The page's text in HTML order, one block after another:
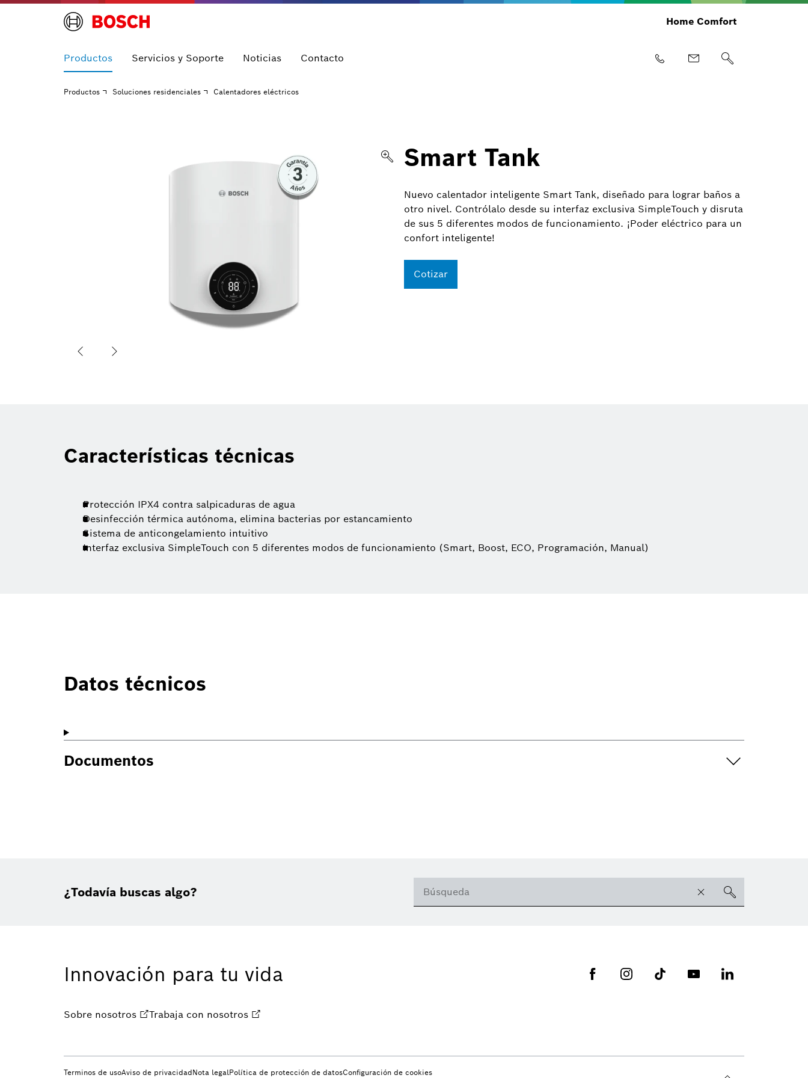
Home Comfort
Productos Servicios y Soporte Noticias Contacto
Productos Soluciones residenciales Calentadores eléctricos
Smart Tank
Nuevo calentador inteligente Smart Tank, diseñado para lograr baños a
otro nivel. Contrólalo desde su interfaz exclusiva SimpleTouch y disruta
de sus 5 diferentes modos de funcionamiento. ¡Poder eléctrico para un
confort inteligente!
Cotizar
Características técnicas
Protección IPX4 contra salpicaduras de agua
Desinfección térmica autónoma, elimina bacterias por estancamiento
Sistema de anticongelamiento intuitivo
Interfaz exclusiva SimpleTouch con 5 diferentes modos de funcionamiento (Smart, Boost, ECO, Programación, Manual)
Datos técnicos
Documentos
¿Todavía buscas algo?
Innovación para tu vida
Sobre nosotros Trabaja con nosotros
Terminos de usoAviso de privacidadNota legalPolítica de protección de datosConfiguración de cookies